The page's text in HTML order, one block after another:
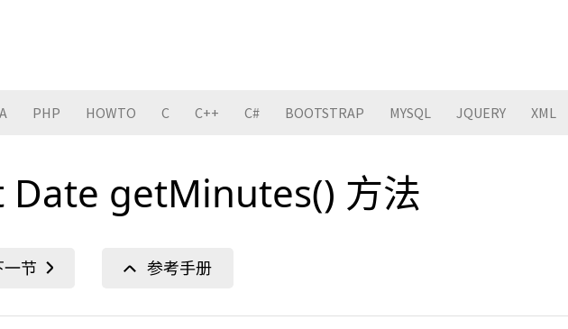
PHP HOWTO C C++ C# BOOTSTRAP MYSQL JQUERY XML
Date getMinutes() 方法